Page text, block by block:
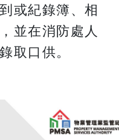
或紀錄簿、相
並在消防處人
取口供。